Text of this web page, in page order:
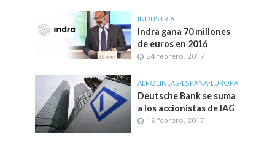
INDUSTRIA
Indra gana 70 millones
de euros en 2016
24 febrero, 2017
AEROLINEAS•ESPAÑA•EUROPA
Deutsche Bank se suma
a los accionistas de IAG
15 febrero, 2017